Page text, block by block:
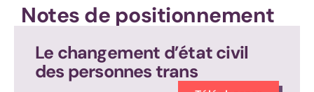
Notes de positionnement
Le changement d’état civil
des personnes trans